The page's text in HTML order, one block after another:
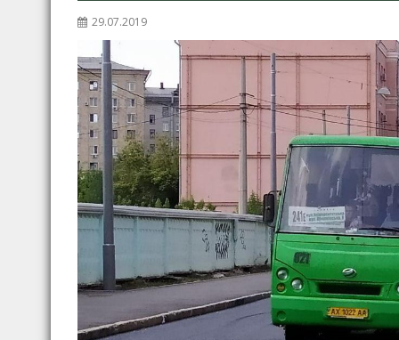
29.07.2019